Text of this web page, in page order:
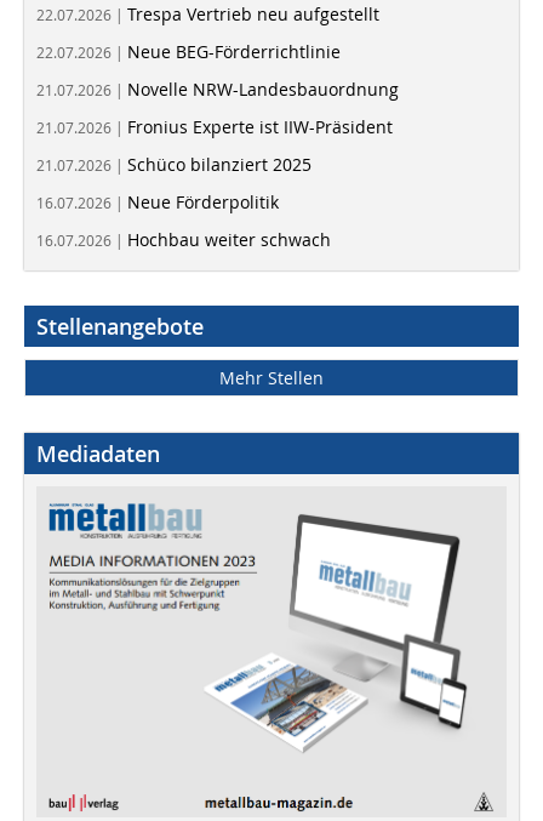
22.07.2026 | Trespa Vertrieb neu aufgestellt
22.07.2026 | Neue BEG-Förderrichtlinie
21.07.2026 | Novelle NRW-Landesbauordnung
21.07.2026 | Fronius Experte ist IIW-Präsident
21.07.2026 | Schüco bilanziert 2025
16.07.2026 | Neue Förderpolitik
16.07.2026 | Hochbau weiter schwach
Stellenangebote
Mehr Stellen
Mediadaten